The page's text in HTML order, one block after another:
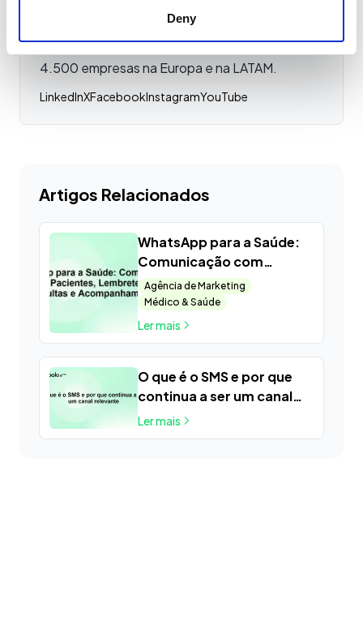
Deny
conversacional, agentes de IA e compliance. A
Spoki é BSP direto da Meta e serve mais de
4.500 empresas na Europa e na LATAM.
LinkedInXFacebookInstagramYouTube
Artigos Relacionados
WhatsApp para a Saúde:
Comunicação com
Pacientes, Lembretes de
Consultas e
Acompanhamentos
Agência de Marketing
Médico & Saúde
Ler mais
O que é o SMS e por que
continua a ser um canal
relevante
Ler mais